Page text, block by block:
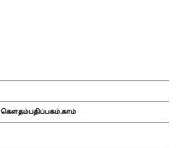
கௌதம்பதிப்பகம்.காம்